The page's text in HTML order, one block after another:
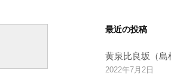
最近の投稿
黄泉比良坂（島
2022年7月2日